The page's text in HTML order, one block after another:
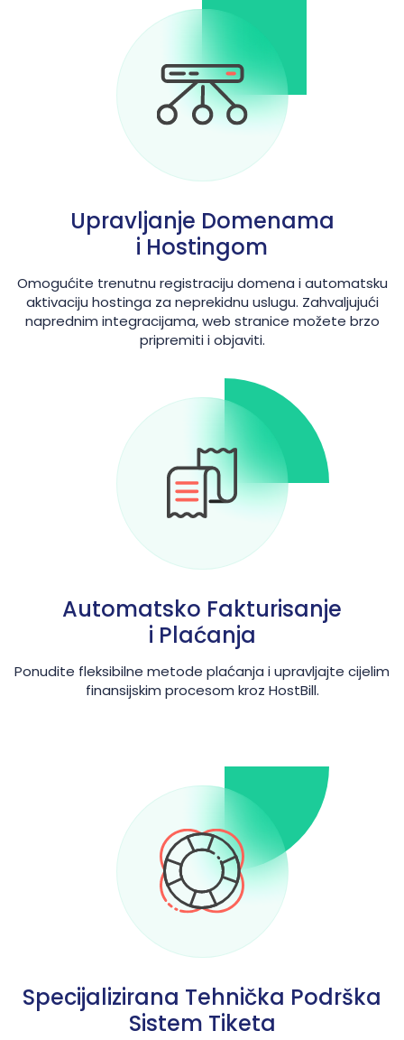
Upravljanje Domenama
i Hostingom
Omogućite trenutnu registraciju domena i automatsku
aktivaciju hostinga za neprekidnu uslugu. Zahvaljujući
naprednim integracijama, web stranice možete brzo
pripremiti i objaviti.
Automatsko Fakturisanje
i Plaćanja
Ponudite fleksibilne metode plaćanja i upravljajte cijelim
finansijskim procesom kroz HostBill.
Specijalizirana Tehnička Podrška
Sistem Tiketa